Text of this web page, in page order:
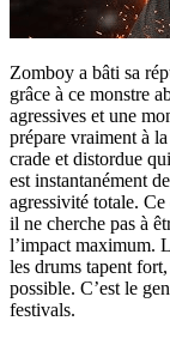
Zomboy a bâti sa
grâce à ce monstre
agressives et une
prépare vraiment à
crade et distordue
est instantanément
agressivité totale.
il ne cherche pas à
l’impact maximum.
les drums tapent
possible. C’est le
festivals.